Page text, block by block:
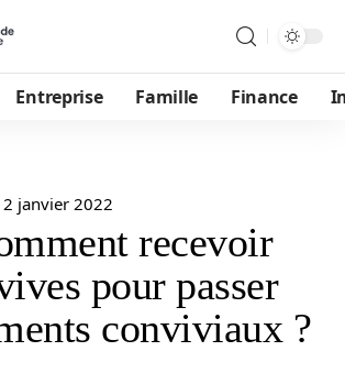
Entreprise Famille Finance
janvier 2022
recevoir
pour passer
conviviaux ?